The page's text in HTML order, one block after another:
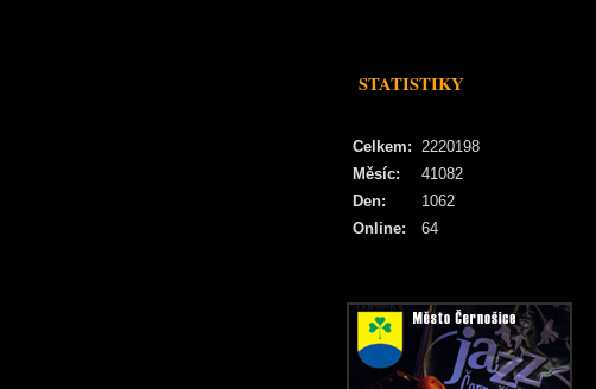
STATISTIKY
Online: 64
Celkem: 2220198
Měsíc:
41082
Den:
1062